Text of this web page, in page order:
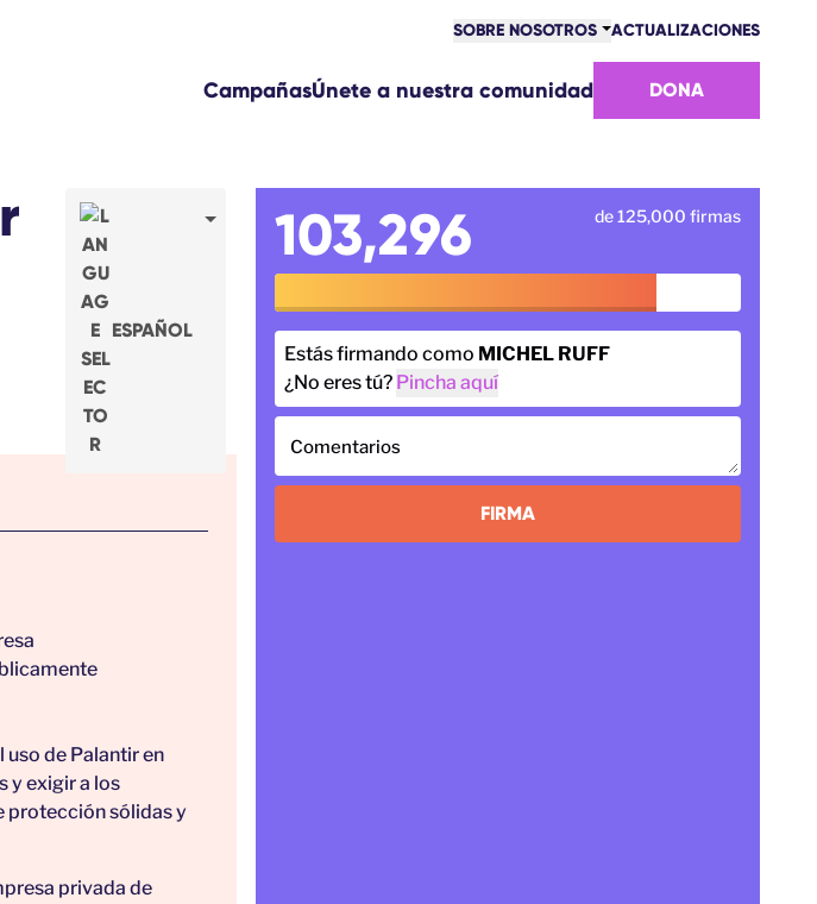
SOBRE NOSOTROS
VICTORIAS
CÓMO NOS FINANCIAMOS
CONTACTO
ACTUALIZACIONES
CampañasÚnete a nuestra comunidad DONA
ESPAÑOL
de Palantir en
y exigir a los
protección sólidas y
privada de
103,296 de 125,000 firmas
Estás firmando como MICHEL RUFF
¿No eres tú? Pincha aquí
Comentarios
FIRMA